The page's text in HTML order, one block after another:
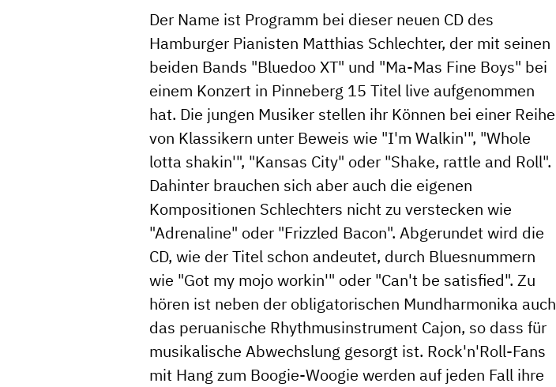
Der Name ist Programm bei dieser neuen CD des
Hamburger Pianisten Matthias Schlechter, der mit seinen
beiden Bands "Bluedoo XT" und "Ma-Mas Fine Boys" bei
einem Konzert in Pinneberg 15 Titel live aufgenommen
hat. Die jungen Musiker stellen ihr Können bei einer Reihe
von Klassikern unter Beweis wie "I'm Walkin'", "Whole
lotta shakin'", "Kansas City" oder "Shake, rattle and Roll".
Dahinter brauchen sich aber auch die eigenen
Kompositionen Schlechters nicht zu verstecken wie
"Adrenaline" oder "Frizzled Bacon". Abgerundet wird die
CD, wie der Titel schon andeutet, durch Bluesnummern
wie "Got my mojo workin'" oder "Can't be satisfied". Zu
hören ist neben der obligatorischen Mundharmonika auch
das peruanische Rhythmusinstrument Cajon, so dass für
musikalische Abwechslung gesorgt ist. Rock'n'Roll-Fans
mit Hang zum Boogie-Woogie werden auf jeden Fall ihre